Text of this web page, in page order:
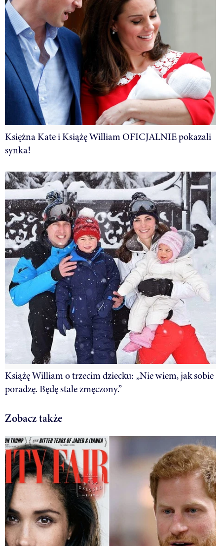
Księżna Kate i Książę William OFICJALNIE pokazali
synka!
Książę William o trzecim dziecku: „Nie wiem, jak sobie
poradzę. Będę stale zmęczony.”
Zobacz także